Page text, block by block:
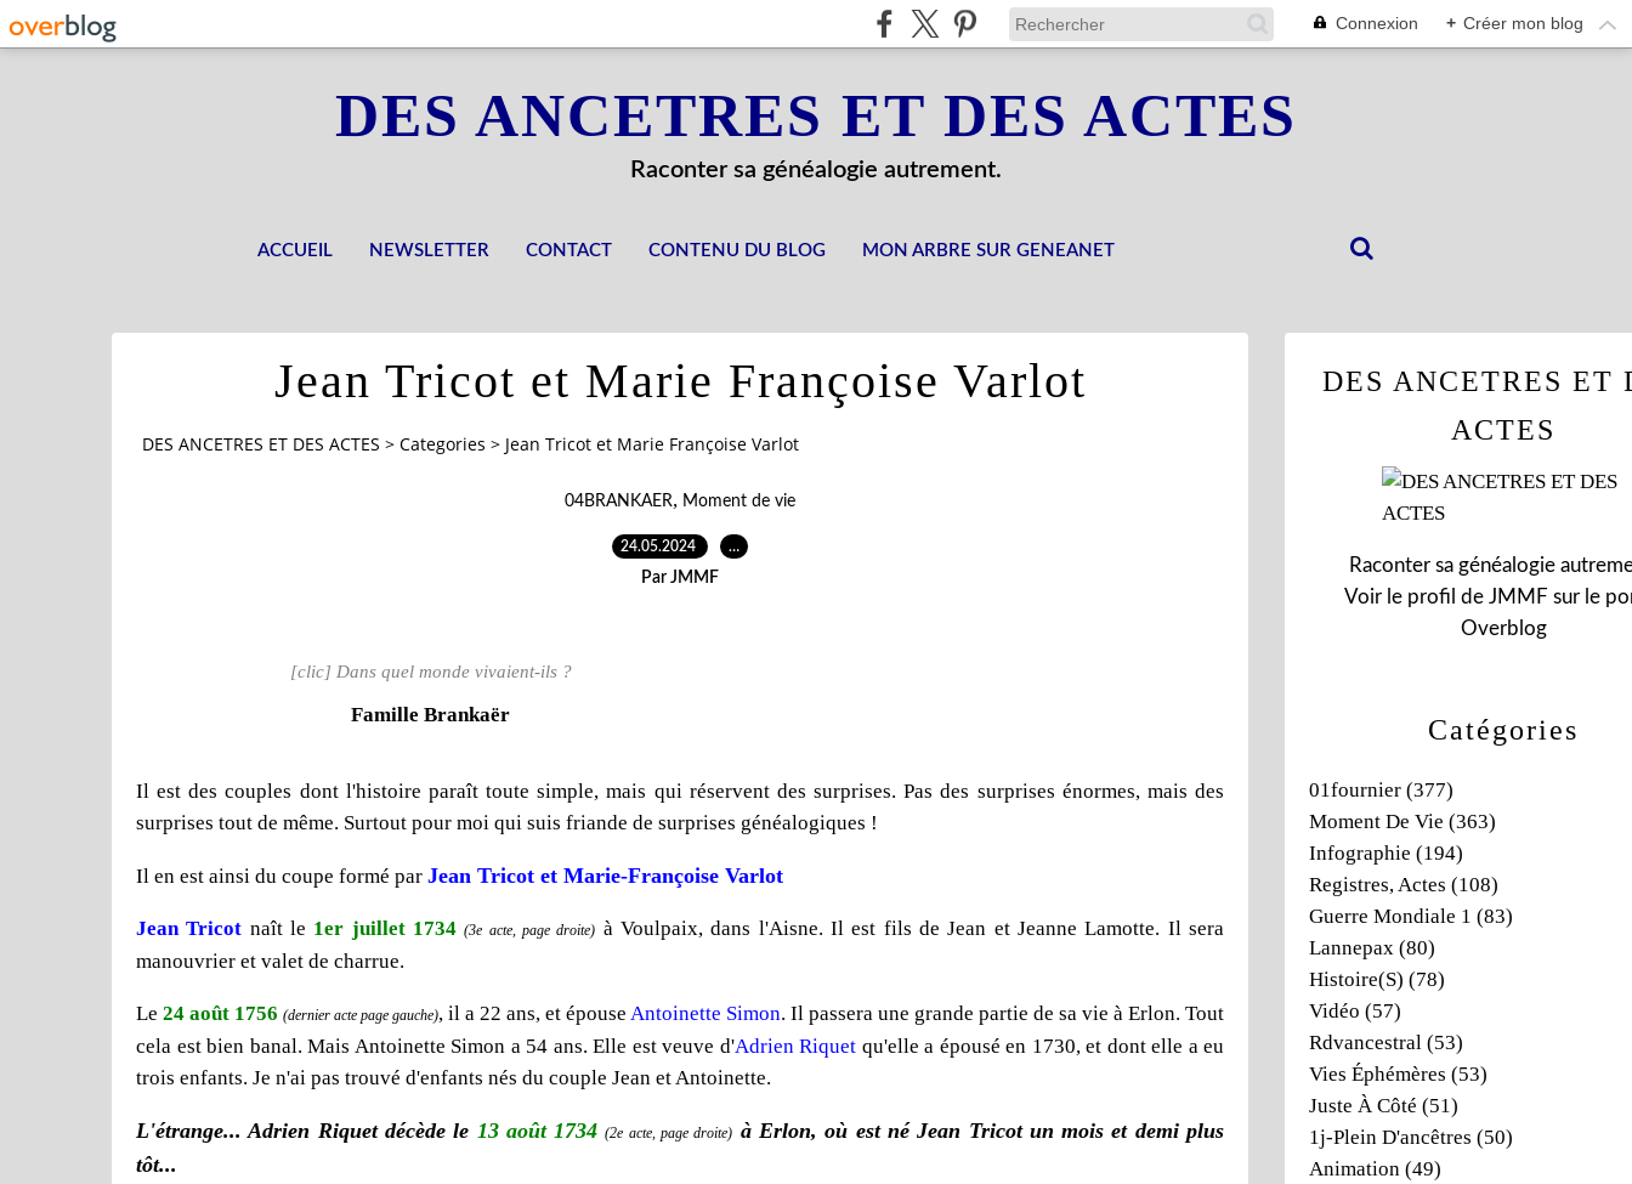
Connexion + Créer mon blog
DES ANCETRES ET DES ACTES
Raconter sa généalogie autrement.
ACCUEIL NEWSLETTER CONTACT CONTENU DU BLOG MON ARBRE SUR GENEANET
Jean Tricot et Marie Françoise Varlot
DES ANCETRES ET DES ACTES > Categories > Jean Tricot et Marie Françoise Varlot
04BRANKAER, Moment de vie
24.05.2024 …
Par JMMF
[clic] Dans quel monde vivaient-ils ?
Famille Brankaër
Il est des couples dont l'histoire paraît toute simple, mais qui réservent des surprises. Pas des surprises énormes, mais des
surprises tout de même. Surtout pour moi qui suis friande de surprises généalogiques !
Il en est ainsi du coupe formé par Jean Tricot et Marie-Françoise Varlot
Jean Tricot naît le 1er juillet 1734 (3e acte, page droite) à Voulpaix, dans l'Aisne. Il est fils de Jean et Jeanne Lamotte. Il sera
manouvrier et valet de charrue.
Le 24 août 1756 (dernier acte page gauche), il a 22 ans, et épouse Antoinette Simon. Il passera une grande partie de sa vie à Erlon. Tout
cela est bien banal. Mais Antoinette Simon a 54 ans. Elle est veuve d'Adrien Riquet qu'elle a épousé en 1730, et dont elle a eu
trois enfants. Je n'ai pas trouvé d'enfants nés du couple Jean et Antoinette.
L'étrange... Adrien Riquet décède le 13 août 1734 (2e acte, page droite) à Erlon, où est né Jean Tricot un mois et demi plus
tôt...
Catégories
01fournier (377)
Moment De Vie (363)
Infographie (194)
Registres, Actes (108)
Guerre Mondiale 1 (83)
Lannepax (80)
Histoire(s) (78)
Vidéo (57)
Rdvancestral (53)
Vies Éphémères (53)
Juste À Côté (51)
1j-Plein D'ancêtres (50)
Animation (49)
DES ANCETRES ET
ACTES
Raconter sa généalogie
Voir le profil de JMMF sur le
Overblog